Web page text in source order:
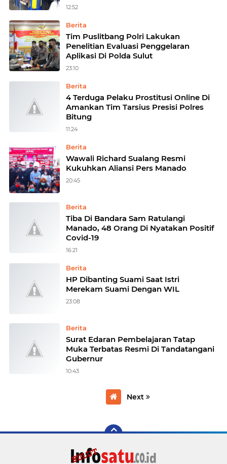
12:52
Berita
Tim Puslitbang Polri Lakukan
Penelitian Evaluasi Penggelaran
Aplikasi Di Polda Sulut
23:10
Berita
4 Terduga Pelaku Prostitusi Online Di
Amankan Tim Tarsius Presisi Polres
Bitung
11:24
Berita
Wawali Richard Sualang Resmi
Kukuhkan Aliansi Pers Manado
20:45
Berita
Tiba Di Bandara Sam Ratulangi
Manado, 48 Orang Di Nyatakan Positif
Covid-19
16:21
Berita
HP Dibanting Suami Saat Istri
Merekam Suami Dengan WIL
23:08
Berita
Surat Edaran Pembelajaran Tatap
Muka Terbatas Resmi Di Tandatangani
Gubernur
10:43
Next